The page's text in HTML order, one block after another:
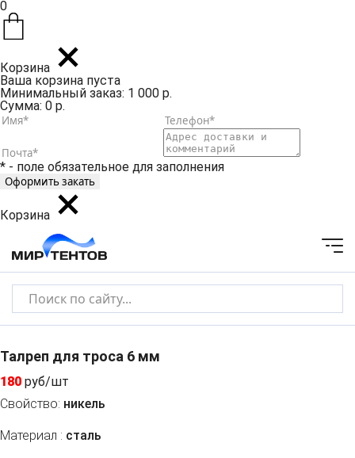
0
Корзина
Ваша корзина пуста
Минимальный заказ: 1 000 р.
Сумма: 0 р.
* - поле обязательное для заполнения
Корзина
Талреп для троса 6 мм
180 руб/шт
Свойство: никель
Материал : сталь